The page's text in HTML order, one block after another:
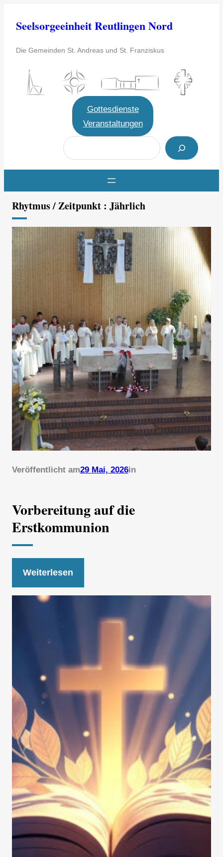
InhaltSeelsorgeeinheit Reutlingen Nord
Die Gemeinden St. Andreas und St. Franziskus
Gottesdienste
Veranstaltungen
S
u
c
e
Rhytmus / Zeitpunkt : Jährlich
Veröffentlicht am29 Mai, 2026in
Vorbereitung auf die
Erstkommunion
Weiterlesen